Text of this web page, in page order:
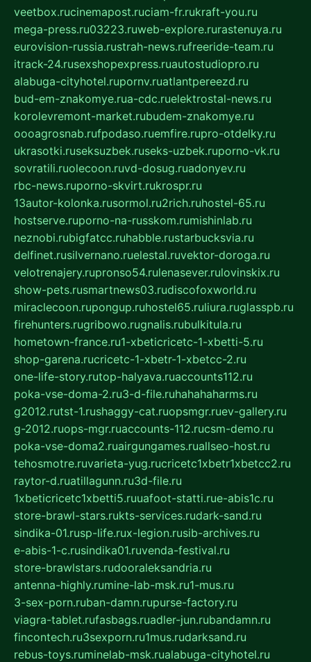
veetbox.rucinemapost.ruciam-fr.rukraft-you.ru
mega-press.ru03223.ruweb-explore.rurastenuya.ru
eurovision-russia.rustrah-news.rufreeride-team.ru
itrack-24.rusexshopexpress.ruautostudiopro.ru
alabuga-cityhotel.rupornv.ruatlantpereezd.ru
bud-em-znakomye.rua-cdc.ruelektrostal-news.ru
korolevremont-market.rubudem-znakomye.ru
oooagrosnab.rufpodaso.ruemfire.rupro-otdelky.ru
ukrasotki.ruseksuzbek.ruseks-uzbek.ruporno-vk.ru
sovratili.ruolecoon.ruvd-dosug.ruadonyev.ru
rbc-news.ruporno-skvirt.rukrospr.ru
13autor-kolonka.rusormol.ru2rich.ruhostel-65.ru
hostserve.ruporno-na-russkom.rumishinlab.ru
neznobi.rubigfatcc.ruhabble.rustarbucksvia.ru
delfinet.rusilvernano.ruelestal.ruvektor-doroga.ru
velotrenajery.rupronso54.rulenasever.rulovinskix.ru
show-pets.rusmartnews03.rudiscofoxworld.ru
miraclecoon.rupongup.ruhostel65.ruliura.ruglasspb.ru
firehunters.rugribowo.rugnalis.rubulkitula.ru
hometown-france.ru1-xbeticricetc-1-xbetti-5.ru
shop-garena.rucricetc-1-xbetr-1-xbetcc-2.ru
one-life-story.rutop-halyava.ruaccounts112.ru
poka-vse-doma-2.ru3-d-file.ruhahahaharms.ru
g2012.rutst-1.rushaggy-cat.ruopsmgr.ruev-gallery.ru
g-2012.ruops-mgr.ruaccounts-112.rucsm-demo.ru
poka-vse-doma2.ruairgungames.ruallseo-host.ru
tehosmotre.ruvarieta-yug.rucricetc1xbetr1xbetcc2.ru
raytor-d.ruatillagunn.ru3d-file.ru
1xbeticricetc1xbetti5.ruuafoot-statti.rue-abis1c.ru
store-brawl-stars.rukts-services.rudark-sand.ru
sindika-01.rusp-life.rux-legion.rusib-archives.ru
e-abis-1-c.rusindika01.ruvenda-festival.ru
store-brawlstars.rudooraleksandria.ru
antenna-highly.rumine-lab-msk.ru1-mus.ru
3-sex-porn.ruban-damn.rupurse-factory.ru
viagra-tablet.rufasbags.ruadler-jun.rubandamn.ru
fincontech.ru3sexporn.ru1mus.rudarksand.ru
rebus-toys.ruminelab-msk.rualabuga-cityhotel.ru